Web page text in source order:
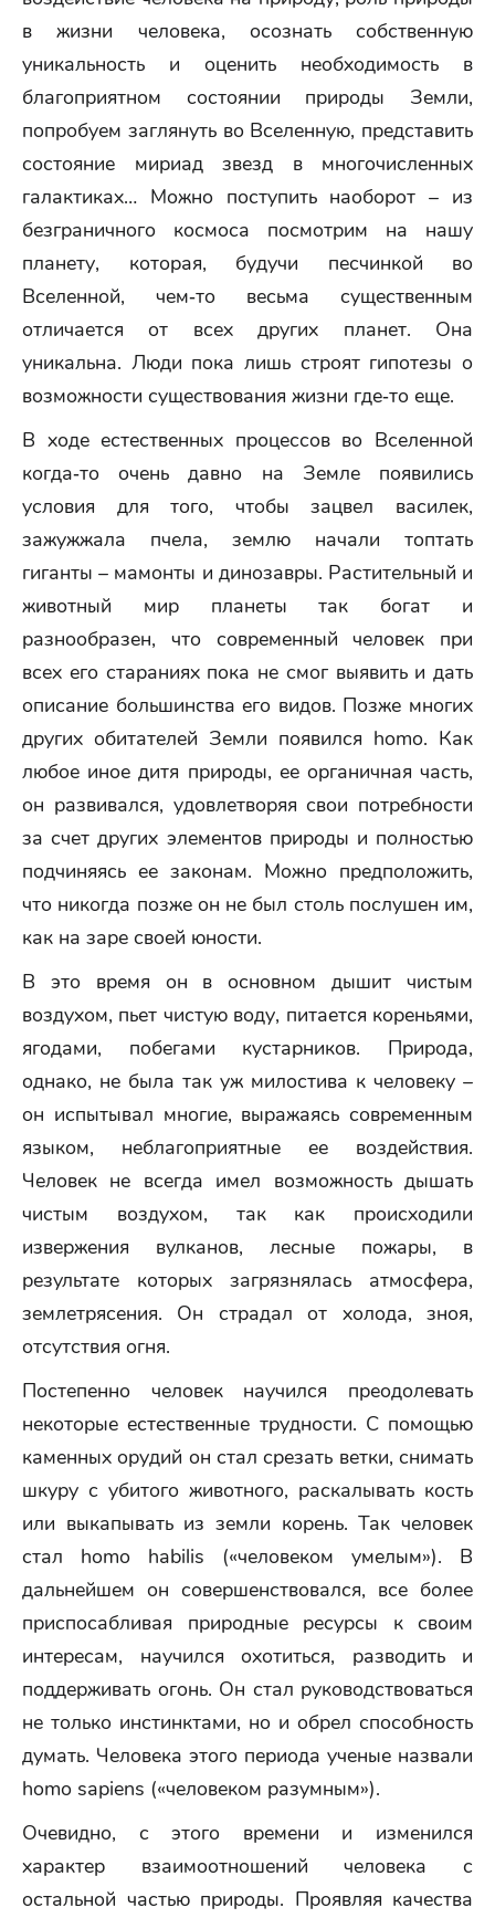
в жизни человека, осознать собственную
уникальность и оценить необходимость в
благоприятном состоянии природы Земли,
попробуем заглянуть во Вселенную, представить
состояние мириад звезд в многочисленных
галактиках… Можно поступить наоборот – из
безграничного космоса посмотрим на нашу
планету, которая, будучи песчинкой во
Вселенной, чем‑то весьма существенным
отличается от всех других планет. Она
уникальна. Люди пока лишь строят гипотезы о
возможности существования жизни где‑то еще.
В ходе естественных процессов во Вселенной
когда‑то очень давно на Земле появились
условия для того, чтобы зацвел василек,
зажужжала пчела, землю начали топтать
гиганты – мамонты и динозавры. Растительный и
животный мир планеты так богат и
разнообразен, что современный человек при
всех его стараниях пока не смог выявить и дать
описание большинства его видов. Позже многих
других обитателей Земли появился homo. Как
любое иное дитя природы, ее органичная часть,
он развивался, удовлетворяя свои потребности
за счет других элементов природы и полностью
подчиняясь ее законам. Можно предположить,
что никогда позже он не был столь послушен им,
как на заре своей юности.
В это время он в основном дышит чистым
воздухом, пьет чистую воду, питается кореньями,
ягодами, побегами кустарников. Природа,
однако, не была так уж милостива к человеку –
он испытывал многие, выражаясь современным
языком, неблагоприятные ее воздействия.
Человек не всегда имел возможность дышать
чистым воздухом, так как происходили
извержения вулканов, лесные пожары, в
результате которых загрязнялась атмосфера,
землетрясения. Он страдал от холода, зноя,
отсутствия огня.
Постепенно человек научился преодолевать
некоторые естественные трудности. С помощью
каменных орудий он стал срезать ветки, снимать
шкуру с убитого животного, раскалывать кость
или выкапывать из земли корень. Так человек
стал homo habilis («человеком умелым»). В
дальнейшем он совершенствовался, все более
приспосабливая природные ресурсы к своим
интересам, научился охотиться, разводить и
поддерживать огонь. Он стал руководствоваться
не только инстинктами, но и обрел способность
думать. Человека этого периода ученые назвали
homo sapiens («человеком разумным»).
Очевидно, с этого времени и изменился
характер взаимоотношений человека с
остальной частью природы. Проявляя качества